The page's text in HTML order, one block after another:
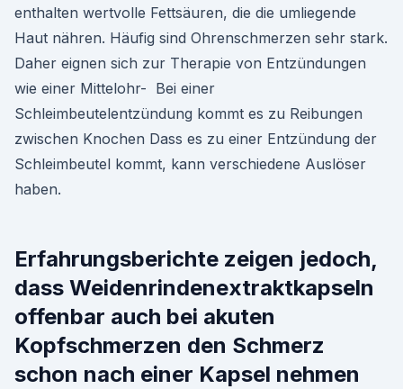
enthalten wertvolle Fettsäuren, die die umliegende
Haut nähren. Häufig sind Ohrenschmerzen sehr stark.
Daher eignen sich zur Therapie von Entzündungen
wie einer Mittelohr- Bei einer
Schleimbeutelentzündung kommt es zu Reibungen
zwischen Knochen Dass es zu einer Entzündung der
Schleimbeutel kommt, kann verschiedene Auslöser
haben.
Erfahrungsberichte zeigen jedoch,
dass Weidenrindenextraktkapseln
offenbar auch bei akuten
Kopfschmerzen den Schmerz
schon nach einer Kapsel nehmen